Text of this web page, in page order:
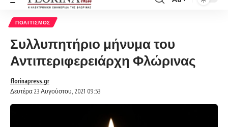
Font
ΠΟΛΙΤΙΣΜΌΣ
Συλλυπητήριο μήνυμα του
Αντιπεριφερειάρχη Φλώρινας
Δευτέρα 23 Αυγούστου, 2021 09:53
florinapress.gr